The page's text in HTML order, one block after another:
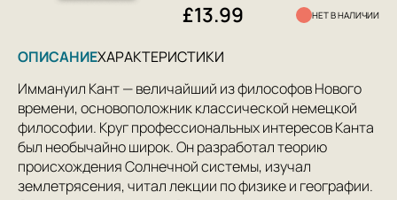
£13.99 НЕТ В НАЛИЧИИ
ОПИСАНИЕХАРАКТЕРИСТИКИ
Иммануил Кант — величайший из философов Нового
времени, основоположник классической немецкой
философии. Круг профессиональных интересов Канта
был необычайно широк. Он разработал теорию
происхождения Солнечной системы, изучал
землетрясения, читал лекции по физике и географии.